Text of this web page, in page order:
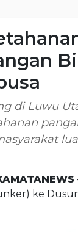
di Luwu
ke